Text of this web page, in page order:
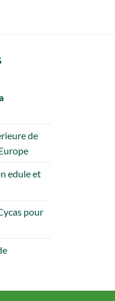
de
edule et
pour